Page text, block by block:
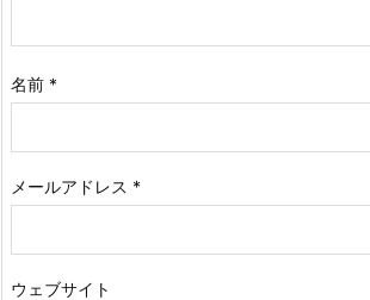
名前 *
メールアドレス *
ウェブサイト